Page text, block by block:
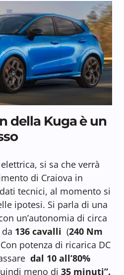
della Kuga è un
si sa che verrà
di Craiova in
tecnici, al momento si
ipotesi. Si parla di una
un’autonomia di circa
136 cavalli (240 Nm
potenza di ricarica DC
dal 10 all’80%
meno di 35 minuti”.